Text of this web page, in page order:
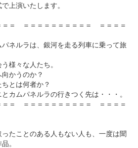
上演いたします。
＝＝ ＝＝＝＝＝＝＝＝＝＝ ＝＝＝＝
ネルラは、銀河を走る列車に乗って旅
様々な人たち。
かうのか？
とは何者か？
カムパネルラの行きつく先は・・・。
＝＝ ＝＝＝＝＝＝＝＝＝＝ ＝＝＝＝
たことのある人もない人も、一度は聞
。